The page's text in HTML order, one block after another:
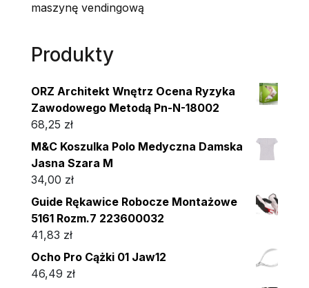
maszynę vendingową
Produkty
ORZ Architekt Wnętrz Ocena Ryzyka
Zawodowego Metodą Pn-N-18002
68,25 zł
M&C Koszulka Polo Medyczna Damska
Jasna Szara M
34,00 zł
Guide Rękawice Robocze Montażowe
5161 Rozm.7 223600032
41,83 zł
Ocho Pro Cążki 01 Jaw12
46,49 zł